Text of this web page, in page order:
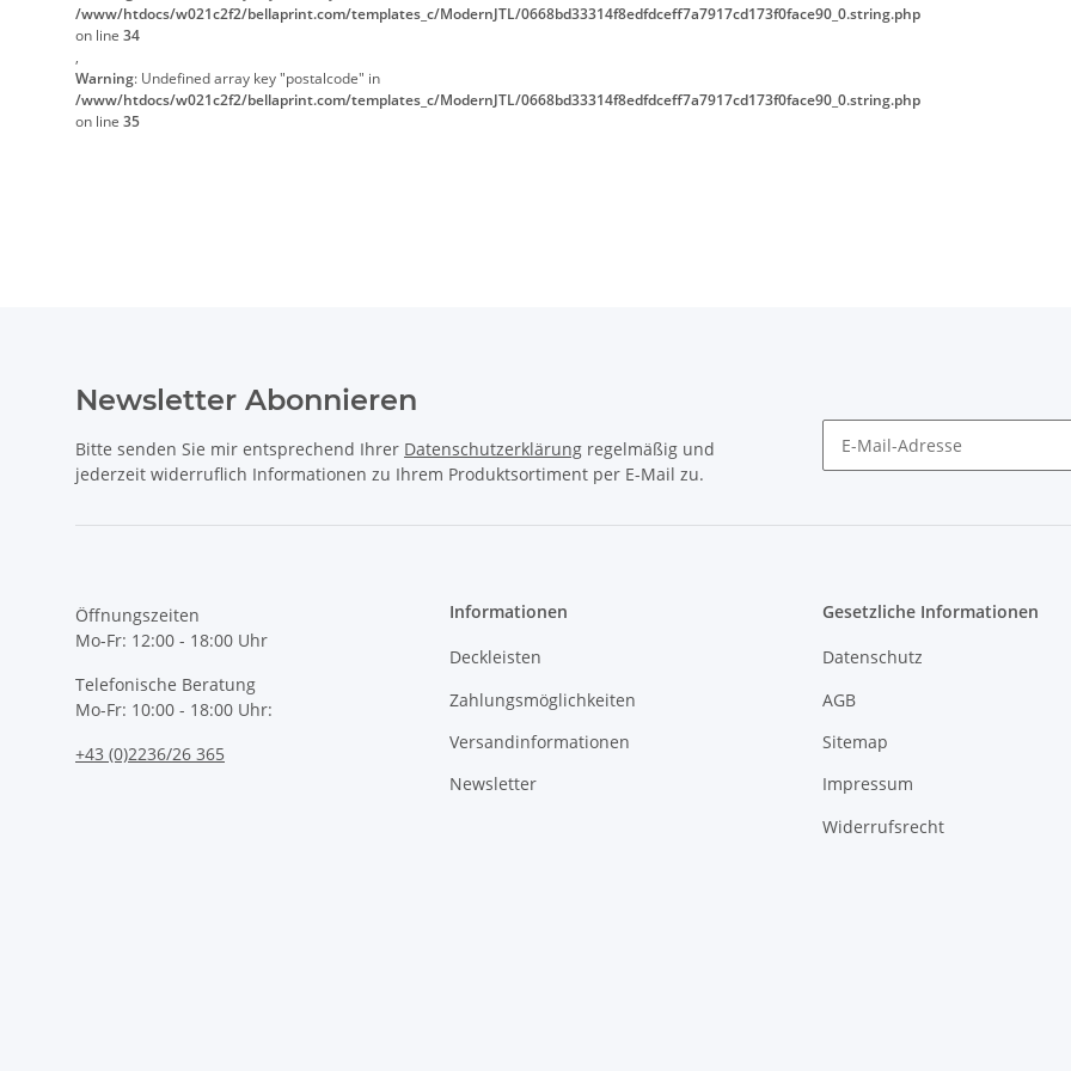
/www/htdocs/w021c2f2/bellaprint.com/templates_c/ModernJTL/0668bd33314f8edfdceff7a7917cd173f0face90_0.string.php
on line 34
,
Warning: Undefined array key "postalcode" in
/www/htdocs/w021c2f2/bellaprint.com/templates_c/ModernJTL/0668bd33314f8edfdceff7a7917cd173f0face90_0.string.php
on line 35
Newsletter Abonnieren
Bitte senden Sie mir entsprechend Ihrer Datenschutzerklärung regelmäßig und
jederzeit widerruflich Informationen zu Ihrem Produktsortiment per E-Mail zu.
Öffnungszeiten
Mo-Fr: 12:00 - 18:00 Uhr
Telefonische Beratung
Mo-Fr: 10:00 - 18:00 Uhr:
+43 (0)2236/26 365
Informationen
Deckleisten
Zahlungsmöglichkeiten
Versandinformationen
Newsletter
Gesetzliche Informationen
Datenschutz
AGB
Sitemap
Impressum
Widerrufsrecht